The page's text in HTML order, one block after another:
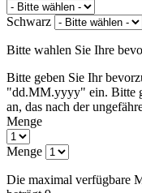
Schwarz
Bitte wahlen Sie Ihre
Bitte geben Sie Ihr
"dd.MM.yyyy" ein. Bitte
an, das nach der
Menge
Menge
Die maximal verfügbare